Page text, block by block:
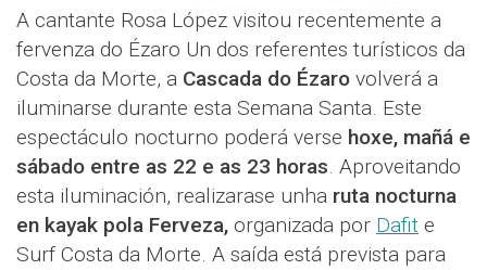
A cantante Rosa López visitou recentemente a
fervenza do Ézaro Un dos referentes turísticos da
Costa da Morte, a Cascada do Ézaro volverá a
iluminarse durante esta Semana Santa. Este
espectáculo nocturno poderá verse hoxe, mañá e
sábado entre as 22 e as 23 horas. Aproveitando
esta iluminación, realizarase unha ruta nocturna
en kayak pola Ferveza, organizada por Dafit e
Surf Costa da Morte. A saída está prevista para